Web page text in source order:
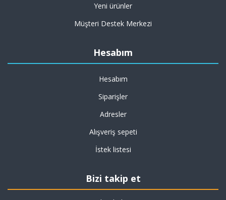
Yeni ürünler
Müşteri Destek Merkezi
Hesabım
Hesabım
Siparişler
Adresler
Alışveriş sepeti
İstek listesi
Bizi takip et